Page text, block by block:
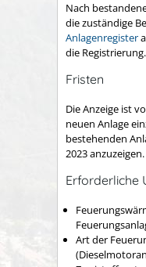
Nach
die zuständige
Anlagenregister
die Registrierung.
Fristen
Die Anzeige ist
neuen Anlage
bestehenden
2023 anzuzeigen.
Erforderliche
Art der